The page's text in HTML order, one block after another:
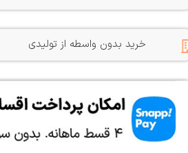
خرید بدون واسطه از تولیدی